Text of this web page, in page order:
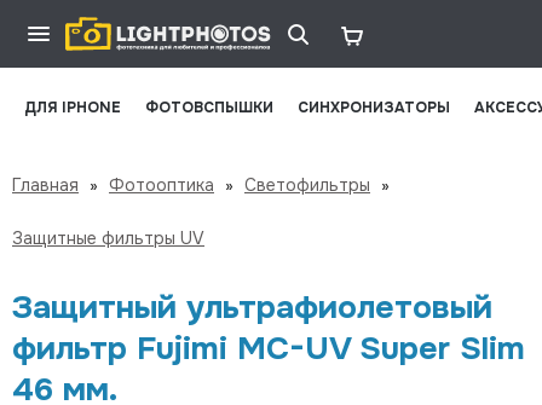
ДЛЯ IPHONE ФОТОВСПЫШКИ СИНХРОНИЗАТОРЫ
Главная » Фотооптика » Светофильтры »
Защитные фильтры UV
Защитный ультрафиолетовый
фильтр Fujimi MC-UV Super Slim
46 мм.